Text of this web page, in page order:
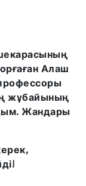
Алаш
жұбайының
Жандары